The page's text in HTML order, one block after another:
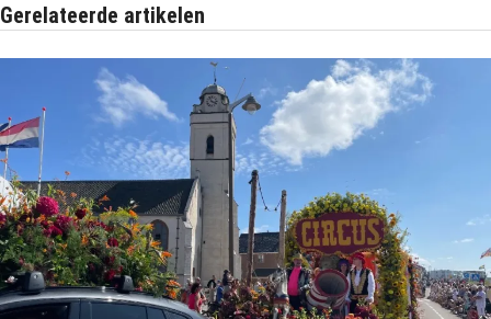
Gerelateerde artikelen